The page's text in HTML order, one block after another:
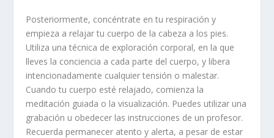
Posteriormente, concéntrate en tu respiración y
empieza a relajar tu cuerpo de la cabeza a los pies.
Utiliza una técnica de exploración corporal, en la que
lleves la conciencia a cada parte del cuerpo, y libera
intencionadamente cualquier tensión o malestar.
Cuando tu cuerpo esté relajado, comienza la
meditación guiada o la visualización. Puedes utilizar una
grabación u obedecer las instrucciones de un profesor.
Recuerda permanecer atento y alerta, a pesar de estar